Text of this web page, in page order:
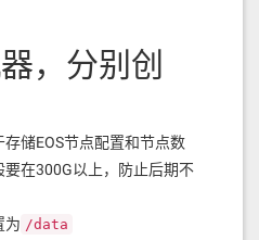
，分别创
储EOS节点配置和节点数
在300G以上，防止后期不
为 /data